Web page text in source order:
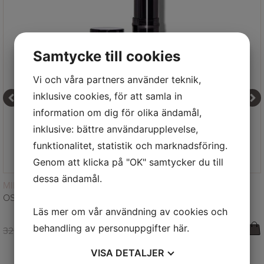
MINERAL MAKEUP
OSMOSIS LONG WEAR LIPSTICK – BABYDOLL
321,00 SEK 209,00SEK
Samtycke till cookies
Vi och våra partners använder teknik,
inklusive cookies, för att samla in
information om dig för olika ändamål,
inklusive: bättre användarupplevelse,
funktionalitet, statistik och marknadsföring.
Genom att klicka på "OK" samtycker du till
dessa ändamål.
Läs mer om vår användning av cookies och
behandling av personuppgifter här.
VISA DETALJER